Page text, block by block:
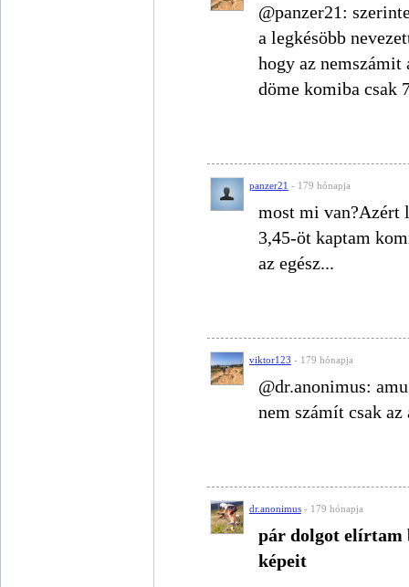
@panzer21:
a legkésöbb
hogy az nemszámit
döme komiba csak
panzer21 - 179 hónapja
most mi van?Azért
3,45-öt kaptam
az egész...
viktor123 - 179 hónapja
@dr.anonimus:
nem számít csak az
dr.anonimus - 179 hónapja
pár dolgot elírtam
képeit